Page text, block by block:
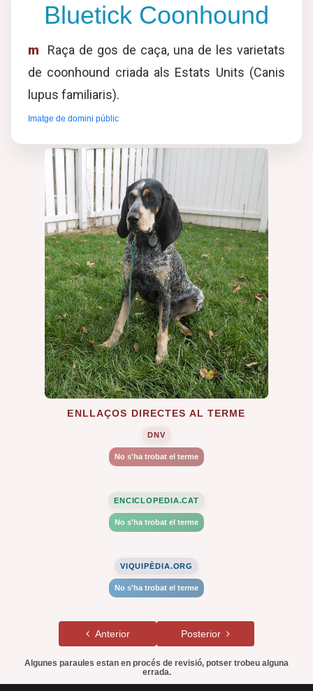
Bluetick Coonhound
m
Raça de gos de caça, una de les varietats
de coonhound criada als Estats Units (Canis
lupus familiaris).
Imatge de domini públic
ENLLAÇOS DIRECTES AL TERME
DNV
No s'ha trobat el terme
ENCICLOPEDIA.CAT
No s'ha trobat el terme
VIQUIPÈDIA.ORG
No s'ha trobat el terme
Anterior Posterior
Algunes paraules estan en procés de revisió, potser trobeu alguna
errada.